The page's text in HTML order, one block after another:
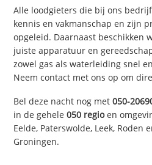
Alle loodgieters die bij ons
kennis en vakmanschap en zijn
opgeleid. Daarnaast beschikken
juiste apparatuur en
zowel gas als waterleiding snel
Neem contact met ons op om
Bel deze nacht nog met050-
in de gehele050 regioen
Eelde, Paterswolde, Leek, Roden
Groningen.